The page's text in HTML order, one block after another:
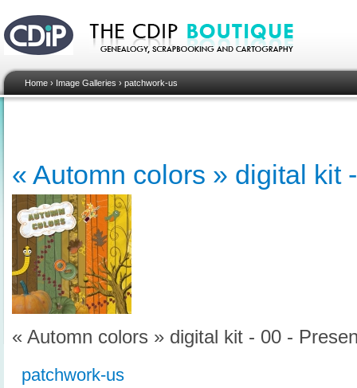
Home › Image Galleries › patchwork-us
« Automn colors » digital kit
« Automn colors » digital kit - 00 -
patchwork-us